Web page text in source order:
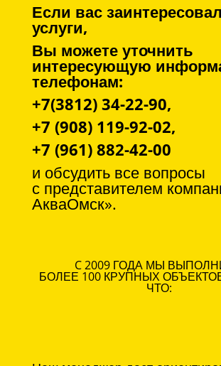
Если вас
услуги,
Вы можете уточнить
интересующую
телефонам:
+7(3812) 34-22-90,
+7 (908) 119-92-02,
+7 (961) 882-42-00
и обсудить все вопросы
с представителем
АкваОмск».
C 2009 ГОДА МЫ
БОЛЕЕ 100 КРУПНЫХ
ЧТО: